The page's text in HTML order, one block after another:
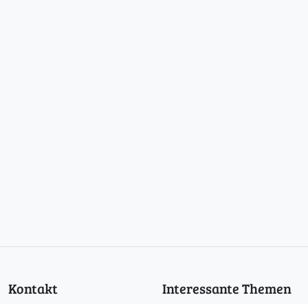
Kontakt Interessante Themen